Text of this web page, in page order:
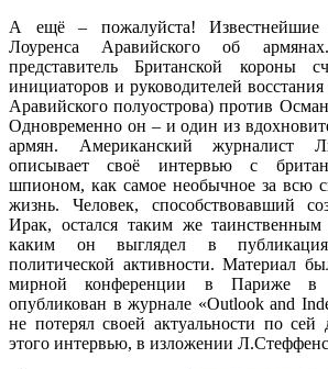
А ещё – пожалуйста! Известнейшие
Лоуренса Аравийского об
представитель Британской короны
инициаторов и руководителей восстания
Аравийского полуострова) против
Одновременно он – и один из
армян. Американский журналист
описывает своё интервью с
шпионом, как самое необычное за всю
жизнь. Человек, способствовавший
Ирак, остался таким же таинственным
каким он выглядел в
политической активности. Материал
мирной конференции в Париже в
опубликован в журнале «Outlook and
не потерял своей актуальности по сей
этого интервью, в изложении